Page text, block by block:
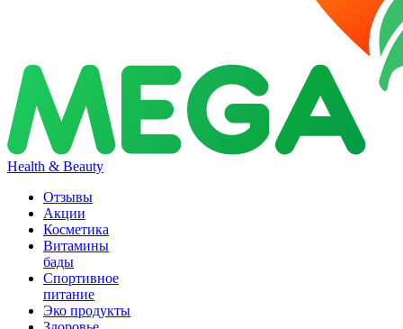
Health & Beauty
Отзывы
Акции
Косметика
Витамины
бады
Спортивное
питание
Эко продукты